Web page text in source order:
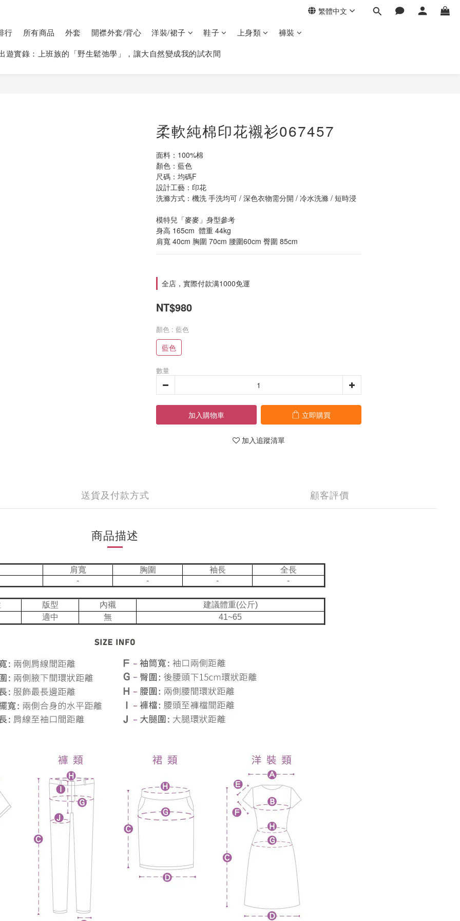
繁體中文
行 所有商品 外套 開襟外套/背心 洋裝/裙子 鞋子 上身類
褲裝
遊實錄：上班族的「野生鬆弛學」，讓大自然變成我的試衣間
柔軟純棉印花襯衫067457
面料：100%棉
顏色：藍色
尺碼：均碼F
設計工藝：印花
洗滌方式：機洗 手洗均可 / 深色衣物需分開 / 冷水洗滌 / 短時浸
模特兒「麥麥」身型參考
身高 165cm  體重 44kg
肩寬 40cm 胸圍 70cm 腰圍60cm 臀圍 85cm
全店，實際付款满1000免運
NT$980
顏色 : 藍色
藍色
數量
加入購物車 立即購買
加入追蹤清單
送貨及付款方式 顧客評價
商品描述
肩寬 胸圍 袖長
全長
-
- - -
版型 內襯
建議體重(公斤)
適中
無 41~65